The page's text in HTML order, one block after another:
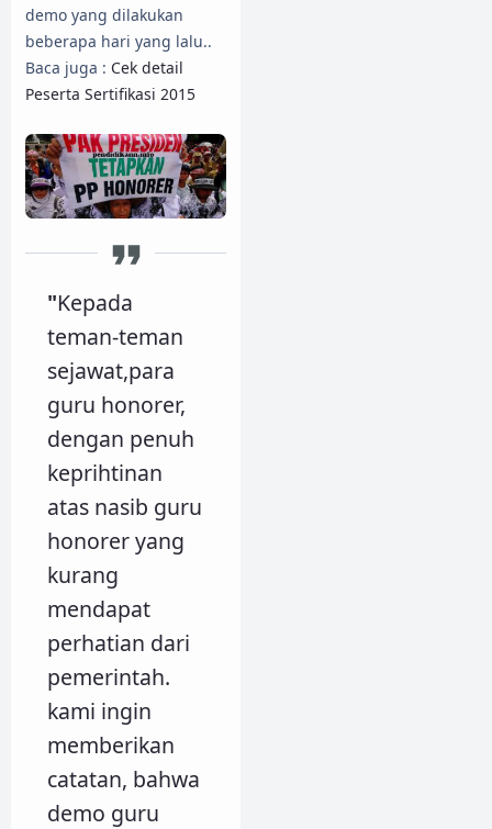
demo yang dilakukan
beberapa hari yang lalu..
Baca juga : Cek detail
Peserta Sertifikasi 2015
"Kepada
teman-teman
sejawat,para
guru honorer,
dengan penuh
keprihtinan
atas nasib guru
honorer yang
kurang
mendapat
perhatian dari
pemerintah.
kami ingin
memberikan
catatan, bahwa
demo guru